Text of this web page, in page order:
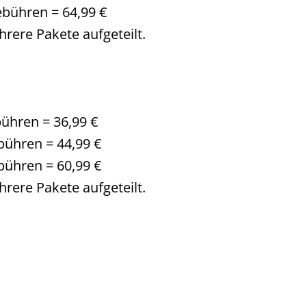
= 64,99 €
Pakete aufgeteilt.
= 36,99 €
= 44,99 €
= 60,99 €
Pakete aufgeteilt.